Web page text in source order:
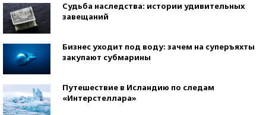
Судьба наследства: истории удивительных
завещаний
Бизнес уходит под воду: зачем на суперъяхты
закупают субмарины
Путешествие в Исландию по следам
«Интерстеллара»